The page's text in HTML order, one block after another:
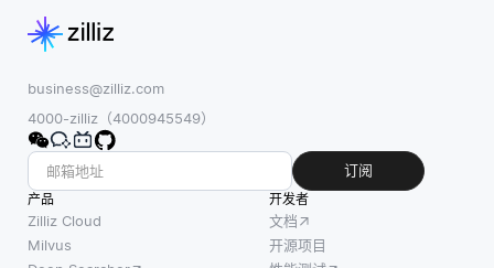
business@zilliz.com
4000-zilliz（4000945549）
订阅
产品
Zilliz Cloud
Milvus
开发者
文档
开源项目